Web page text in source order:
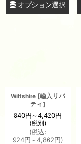
オプション選択
Wiltshire [輸入リバ
ティ]
840円～4,420円
(税別)
(税込:
924円 ～4,862円)